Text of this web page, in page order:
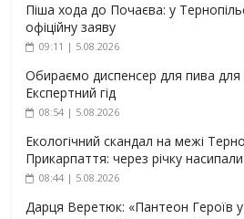
Піша хода до Почаєва: у
офіційну заяву
09:11 | 5.08.2026
Обираємо диспенсер для пива
Експертний гід
08:54 | 5.08.2026
Екологічний скандал на межі
Прикарпаття: через річку
08:44 | 5.08.2026
Дарця Веретюк: «Пантеон Героїв